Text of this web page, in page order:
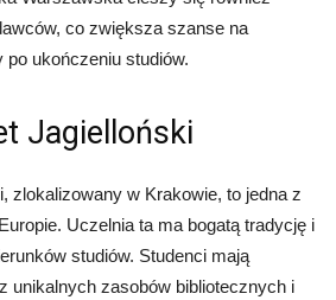
co zwiększa szanse na
po ukończeniu studiów.
Jagielloński
zlokalizowany w Krakowie, to jedna z
Uczelnia ta ma bogatą tradycję i
studiów. Studenci mają
unikalnych zasobów bibliotecznych i